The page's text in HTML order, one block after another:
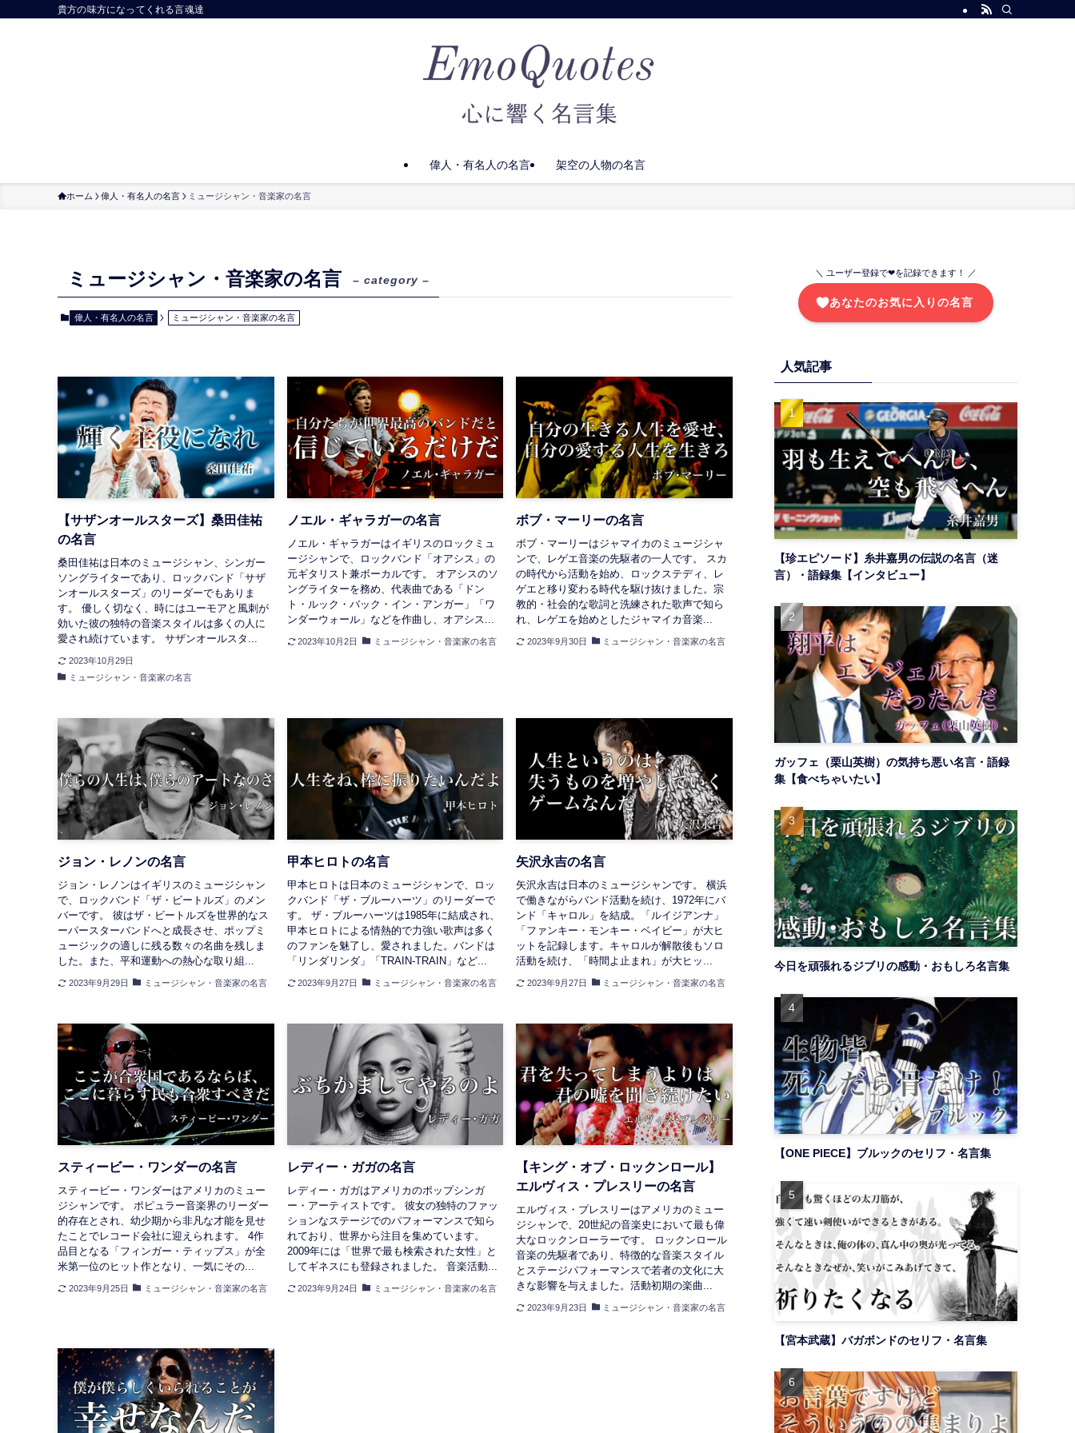
貴方の味方になってくれる言魂達
偉人・有名人の名言 架空の人物の名言
ホーム 偉人・有名人の名言 ミュージシャン・音楽家の名言
ミュージシャン・音楽家の名言 – category –
偉人・有名人の名言 ミュージシャン・音楽家の名言
【サザンオールスターズ】桑田佳祐
の名言
桑田佳祐は日本のミュージシャン、シンガー
ソングライターであり、ロックバンド「サザ
ンオールスターズ」のリーダーでもありま
す。 優しく切なく、時にはユーモアと風刺が
効いた彼の独特の音楽スタイルは多くの人に
愛され続けています。 サザンオールスタ...
2023年10月29日
ミュージシャン・音楽家の名言
ノエル・ギャラガーの名言
ノエル・ギャラガーはイギリスのロックミュ
ージシャンで、ロックバンド「オアシス」の
元ギタリスト兼ボーカルです。 オアシスのソ
ングライターを務め、代表曲である「ドン
ト・ルック・バック・イン・アンガー」「ワ
ンダーウォール」などを作曲し、オアシス...
2023年10月2日 ミュージシャン・音楽家の名言
ボブ・マーリーの名言
ボブ・マーリーはジャマイカのミュージシャ
ンで、レゲエ音楽の先駆者の一人です。 スカ
の時代から活動を始め、ロックステディ、レ
ゲエと移り変わる時代を駆け抜けました。宗
教的・社会的な歌詞と洗練された歌声で知ら
れ、レゲエを始めとしたジャマイカ音楽...
2023年9月30日 ミュージシャン・音楽家の名言
ジョン・レノンの名言
ジョン・レノンはイギリスのミュージシャン
で、ロックバンド「ザ・ビートルズ」のメン
バーです。 彼はザ・ビートルズを世界的なス
ーパースターバンドへと成長させ、ポップミ
ュージックの適しに残る数々の名曲を残しま
した。また、平和運動への熱心な取り組...
2023年9月29日 ミュージシャン・音楽家の名言
甲本ヒロトの名言
甲本ヒロトは日本のミュージシャンで、ロッ
クバンド「ザ・ブルーハーツ」のリーダーで
す。 ザ・ブルーハーツは1985年に結成され、
甲本ヒロトによる情熱的で力強い歌声は多く
のファンを魅了し、愛されました。バンドは
「リンダリンダ」「TRAIN-TRAIN」など...
2023年9月27日 ミュージシャン・音楽家の名言
矢沢永吉の名言
矢沢永吉は日本のミュージシャンです。 横浜
で働きながらバンド活動を続け、1972年にバ
ンド「キャロル」を結成。「ルイジアンナ」
「ファンキー・モンキー・ベイビー」が大ヒ
ットを記録します。キャロルが解散後もソロ
活動を続け、「時間よ止まれ」が大ヒッ...
2023年9月27日 ミュージシャン・音楽家の名言
スティービー・ワンダーの名言
スティービー・ワンダーはアメリカのミュー
ジシャンです。 ポピュラー音楽界のリーダー
的存在とされ、幼少期から非凡な才能を見せ
たことでレコード会社に迎えられます。 4作
品目となる「フィンガー・ティップス」が全
米第一位のヒット作となり、一気にその...
2023年9月25日 ミュージシャン・音楽家の名言
レディー・ガガの名言
レディー・ガガはアメリカのポップシンガ
ー・アーティストです。 彼女の独特のファッ
ションなステージでのパフォーマンスで知ら
れており、世界から注目を集めています。
2009年には「世界で最も検索された女性」と
してギネスにも登録されました。 音楽活動...
2023年9月24日 ミュージシャン・音楽家の名言
【キング・オブ・ロックンロール】
エルヴィス・プレスリーの名言
エルヴィス・プレスリーはアメリカのミュー
ジシャンで、20世紀の音楽史において最も偉
大なロックンローラーです。 ロックンロール
音楽の先駆者であり、特徴的な音楽スタイル
とステージパフォーマンスで若者の文化に大
きな影響を与えました。活動初期の楽曲...
2023年9月23日 ミュージシャン・音楽家の名言
＼ ユーザー登録で❤を記録できます！ ／
あなたのお気に入りの名言
人気記事
【珍エピソード】糸井嘉男の伝説の名言（迷
言）・語録集【インタビュー】
ガッフェ（栗山英樹）の気持ち悪い名言・語録
集【食べちゃいたい】
今日を頑張れるジブリの感動・おもしろ名言集
【ONE PIECE】ブルックのセリフ・名言集
【宮本武蔵】バガボンドのセリフ・名言集